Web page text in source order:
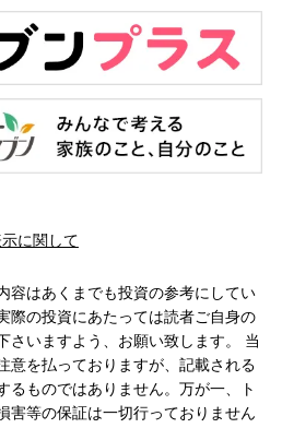
に関して
容はあくまでも投資の参考にしてい
際の投資にあたっては読者ご自身の
さいますよう、お願い致します。 当
意を払っておりますが、記載される
るものではありません。万が一、ト
害等の保証は一切行っておりません